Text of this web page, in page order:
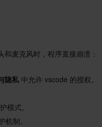
麦克风时，程序直接崩溃：
隐私 中允许 vscode 的授权。
模式。
机制。